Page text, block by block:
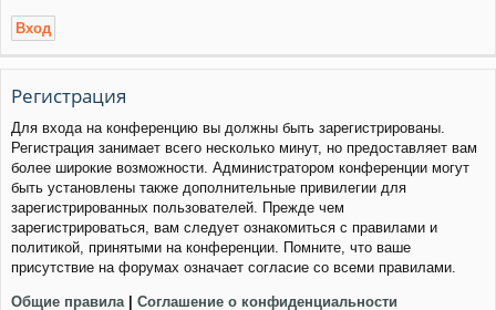
Регистрация
Для входа на конференцию вы должны быть зарегистрированы.
Регистрация занимает всего несколько минут, но предоставляет вам
более широкие возможности. Администратором конференции могут
быть установлены также дополнительные привилегии для
зарегистрированных пользователей. Прежде чем
зарегистрироваться, вам следует ознакомиться с правилами и
политикой, принятыми на конференции. Помните, что ваше
присутствие на форумах означает согласие со всеми правилами.
Общие правила | Соглашение о конфиденциальности